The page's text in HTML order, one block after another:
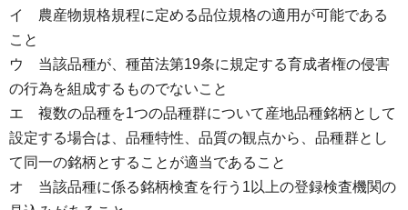
イ 農産物規格規程に定める品位規格の適用が可能である
こと
ウ 当該品種が、種苗法第19条に規定する育成者権の侵害
の行為を組成するものでないこと
エ 複数の品種を1つの品種群について産地品種銘柄として
設定する場合は、品種特性、品質の観点から、品種群とし
て同一の銘柄とすることが適当であること
オ 当該品種に係る銘柄検査を行う1以上の登録検査機関の